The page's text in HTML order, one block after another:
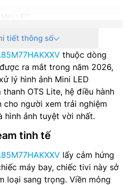
LED
Hz (for HDMI 1/2/3), DLG 120
Tizen OS
4K
Tracking Sound Lite,
tiết thông số
thuộc dòng
ra mắt trong năm 2026,
lý hình ảnh Mini LED
OTS Lite, hệ điều hành
cho người xem trải nghiệm
hình ảnh tuyệt vời nhất.
tinh tế
lấy cảm hứng
máy bay, chiếc tivi này sở
loại sang trọng. Viền mỏng